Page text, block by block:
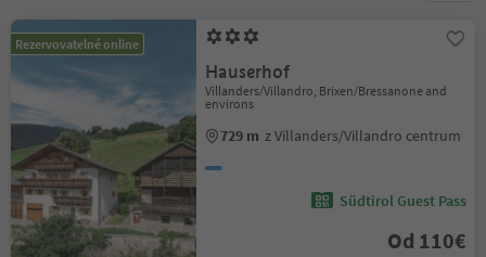
Rezervovatelné online
Hauserhof
Villanders/Villandro, Brixen/Bressanone and
environs
729 m z Villanders/Villandro centrum
Südtirol Guest Pass
Od 110€